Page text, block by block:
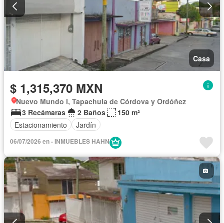
Casa
$ 1,315,370 MXN
Nuevo Mundo I, Tapachula de Córdova y Ordóñez
3 Recámaras
2 Baños
150 m²
Estacionamiento
Jardín
06/07/2026 en - INMUEBLES HAHN